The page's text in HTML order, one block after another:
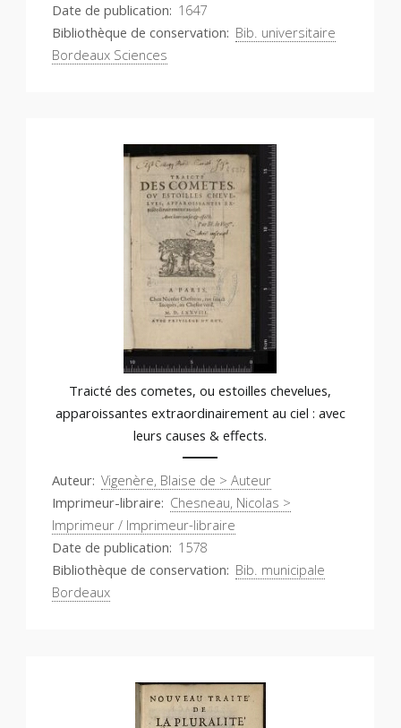
Date de publication 1647
Bibliothèque de conservation Bib. universitaire
Bordeaux Sciences
Traicté des cometes, ou estoilles chevelues,
apparoissantes extraordinairement au ciel : avec
leurs causes & effects.
Auteur Vigenère, Blaise de > Auteur
Imprimeur-libraire Chesneau, Nicolas >
Imprimeur / Imprimeur-libraire
Date de publication 1578
Bibliothèque de conservation Bib. municipale
Bordeaux